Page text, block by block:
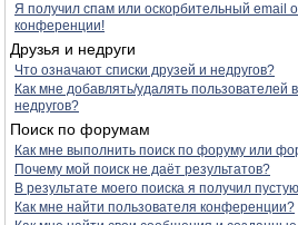
Я получил спам или оскорбительный email
конференции!
Друзья и недруги
Что означают списки друзей и недругов?
Как мне добавлять/удалять пользователей
недругов?
Поиск по форумам
Как мне выполнить поиск по форуму или
Почему мой поиск не даёт результатов?
В результате моего поиска я получил
Как мне найти пользователя конференции?